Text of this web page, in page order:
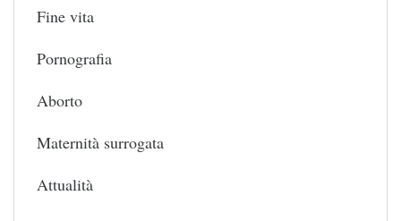
Fine vita
Pornografia
Aborto
Maternità surrogata
Attualità